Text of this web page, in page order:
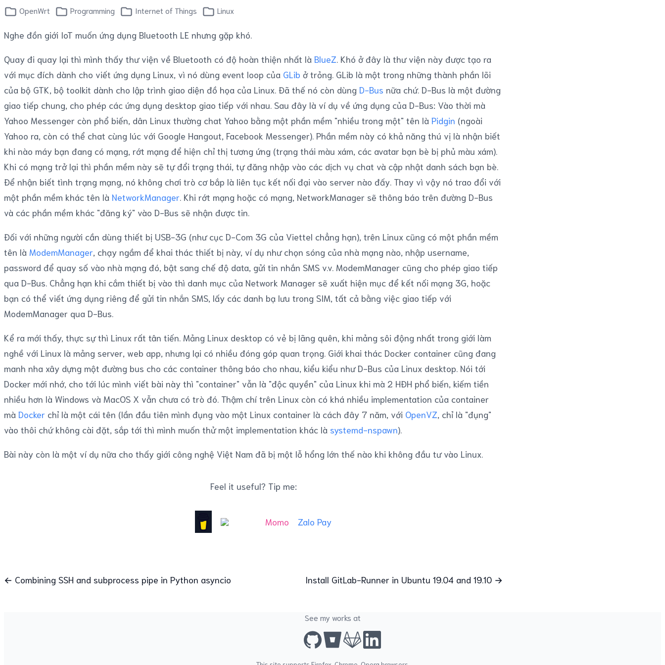
OpenWrt Programming Internet of Things Linux
Nghe đồn giới IoT muốn ứng dụng Bluetooth LE nhưng gặp khó.
Quay đi quay lại thì mình thấy thư viện về Bluetooth có độ hoàn thiện nhất là BlueZ. Khó ở đây là thư viện này được tạo ra
với mục đích dành cho viết ứng dụng Linux, vì nó dùng event loop của GLib ở trỏng. GLib là một trong những thành phần lõi
của bộ GTK, bộ toolkit dành cho lập trình giao diện đồ họa của Linux. Đã thế nó còn dùng D-Bus nữa chứ. D-Bus là một đường
giao tiếp chung, cho phép các ứng dụng desktop giao tiếp với nhau. Sau đây là ví dụ về ứng dụng của D-Bus: Vào thời mà
Yahoo Messenger còn phổ biến, dân Linux thường chat Yahoo bằng một phần mềm "nhiều trong một" tên là Pidgin (ngoài
Yahoo ra, còn có thể chat cùng lúc với Google Hangout, Facebook Messenger). Phần mềm này có khả năng thú vị là nhận biết
khi nào máy bạn đang có mạng, rớt mạng để hiện chỉ thị tương ứng (trạng thái màu xám, các avatar bạn bè bị phủ màu xám).
Khi có mạng trở lại thì phần mềm này sẽ tự đổi trạng thái, tự đăng nhập vào các dịch vụ chat và cập nhật danh sách bạn bè.
Để nhận biết tình trạng mạng, nó không chơi trò cơ bắp là liên tục kết nối đại vào server nào đấy. Thay vì vậy nó trao đổi với
một phần mềm khác tên là NetworkManager. Khi rớt mạng hoặc có mạng, NetworkManager sẽ thông báo trên đường D-Bus
và các phần mềm khác "đăng ký" vào D-Bus sẽ nhận được tin.
Đối với những người cần dùng thiết bị USB-3G (như cục D-Com 3G của Viettel chẳng hạn), trên Linux cũng có một phần mềm
tên là ModemManager, chạy ngầm để khai thác thiết bị này, ví dụ như chọn sóng của nhà mạng nào, nhập username,
password để quay số vào nhà mạng đó, bật sang chế độ data, gửi tin nhắn SMS v.v. ModemManager cũng cho phép giao tiếp
qua D-Bus. Chẳng hạn khi cắm thiết bị vào thì danh mục của Network Manager sẽ xuất hiện mục để kết nối mạng 3G, hoặc
bạn có thể viết ứng dụng riêng để gửi tin nhắn SMS, lấy các danh bạ lưu trong SIM, tất cả bằng việc giao tiếp với
ModemManager qua D-Bus.
Kể ra mới thấy, thực sự thì Linux rất tân tiến. Mảng Linux desktop có vẻ bị lãng quên, khi mảng sôi động nhất trong giới làm
nghề với Linux là mảng server, web app, nhưng lại có nhiều đóng góp quan trọng. Giới khai thác Docker container cũng đang
manh nha xây dựng một đường bus cho các container thông báo cho nhau, kiểu kiểu như D-Bus của Linux desktop. Nói tới
Docker mới nhớ, cho tới lúc mình viết bài này thì "container" vẫn là "độc quyền" của Linux khi mà 2 HĐH phổ biến, kiếm tiền
nhiều hơn là Windows và MacOS X vẫn chưa có trò đó. Thậm chí trên Linux còn có khá nhiều implementation của container
mà Docker chỉ là một cái tên (lần đầu tiên mình đụng vào một Linux container là cách đây 7 năm, với OpenVZ, chỉ là "đụng"
vào thôi chứ không cài đặt, sắp tới thì mình muốn thử một implementation khác là systemd-nspawn).
Bài này còn là một ví dụ nữa cho thấy giới công nghệ Việt Nam đã bị một lỗ hổng lớn thế nào khi không đầu tư vào Linux.
Feel it useful? Tip me:
Momo Zalo Pay
← Combining SSH and subprocess pipe in Python asyncio Install GitLab-Runner in Ubuntu 19.04 and 19.10 →
See my works at